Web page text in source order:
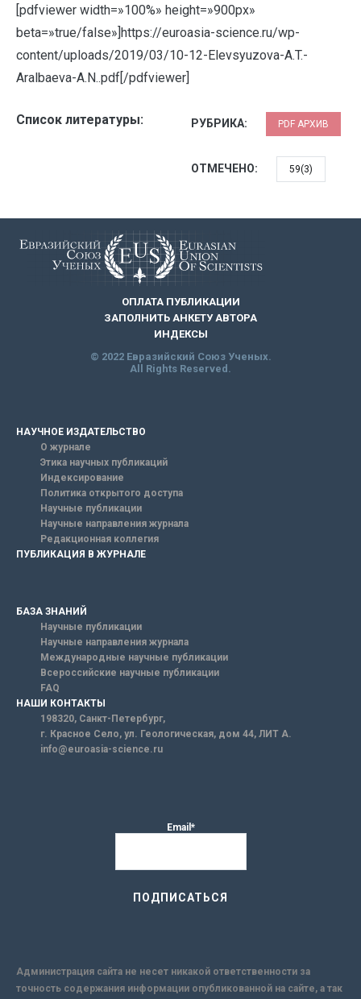
[pdfviewer width=»100%» height=»900px»
beta=»true/false»]https://euroasia-science.ru/wp-
content/uploads/2019/03/10-12-Elevsyuzova-A.T.-
Aralbaeva-A.N..pdf[/pdfviewer]
Список литературы: РУБРИКА: PDF АРХИВ
ОТМЕЧЕНО: 59(3)
ОПЛАТА ПУБЛИКАЦИИ
ЗАПОЛНИТЬ АНКЕТУ АВТОРА
ИНДЕКСЫ
© 2022 Евразийский Союз Ученых.
All Rights Reserved.
НАУЧНОЕ ИЗДАТЕЛЬСТВО
О журнале
Этика научных публикаций
Индексирование
Политика открытого доступа
Научные публикации
Научные направления журнала
Редакционная коллегия
ПУБЛИКАЦИЯ В ЖУРНАЛЕ
БАЗА ЗНАНИЙ
Научные публикации
Научные направления журнала
Международные научные публикации
Всероссийские научные публикации
FAQ
НАШИ КОНТАКТЫ
198320, Санкт-Петербург,
г. Красное Село, ул. Геологическая, дом 44, ЛИТ А.
info@euroasia-science.ru
Email*
Администрация сайта не несет никакой ответственности за
точность содержания информации опубликованной на сайте, а так